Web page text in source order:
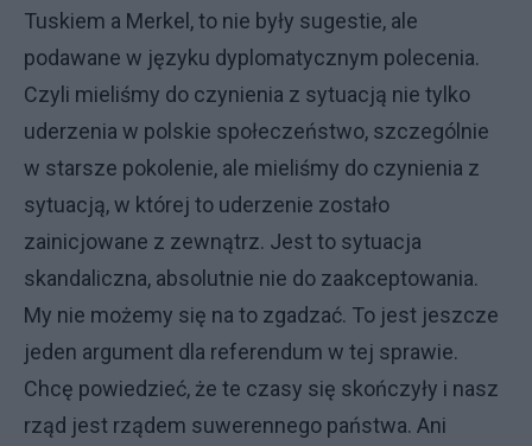
Tuskiem a Merkel, to nie były sugestie, ale
podawane w języku dyplomatycznym polecenia.
Czyli mieliśmy do czynienia z sytuacją nie tylko
uderzenia w polskie społeczeństwo, szczególnie
w starsze pokolenie, ale mieliśmy do czynienia z
sytuacją, w której to uderzenie zostało
zainicjowane z zewnątrz. Jest to sytuacja
skandaliczna, absolutnie nie do zaakceptowania.
My nie możemy się na to zgadzać. To jest jeszcze
jeden argument dla referendum w tej sprawie.
Chcę powiedzieć, że te czasy się skończyły i nasz
rząd jest rządem suwerennego państwa. Ani